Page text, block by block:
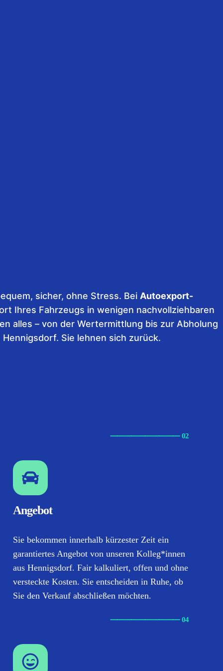
sicher, ohne Stress. Bei Autoexport-
Ihres Fahrzeugs in wenigen nachvollziehbaren
alles – von der Wertermittlung bis zur Abholung
Hennigsdorf. Sie lehnen sich zurück.
⸺⸺⸺⸺⸺ 02
Angebot
Sie bekommen innerhalb kürzester Zeit ein
garantiertes Angebot von unseren Kolleg*innen
aus Hennigsdorf. Fair kalkuliert, offen und ohne
versteckte Kosten. Sie entscheiden in Ruhe, ob
Sie den Verkauf abschließen möchten.
⸺⸺⸺⸺⸺ 04